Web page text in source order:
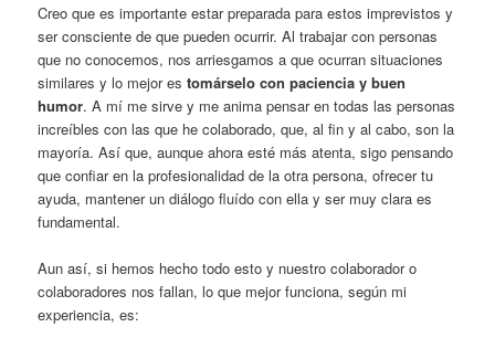
Creo que es importante estar preparada para estos imprevistos y
ser consciente de que pueden ocurrir. Al trabajar con personas
que no conocemos, nos arriesgamos a que ocurran situaciones
similares y lo mejor estomárselo con paciencia y buen
humor. A mí me sirve y me anima pensar en todas las personas
increíbles con las que he colaborado, que, al fin y al cabo, son la
mayoría. Así que, aunque ahora esté más atenta, sigo pensando
que confiar en la profesionalidad de la otra persona, ofrecer tu
ayuda, mantener un diálogo fluído con ella y ser muy clara es
fundamental.
Aun así, si hemos hecho todo esto y nuestro colaborador o
colaboradores nos fallan, lo que mejor funciona, según mi
experiencia, es: